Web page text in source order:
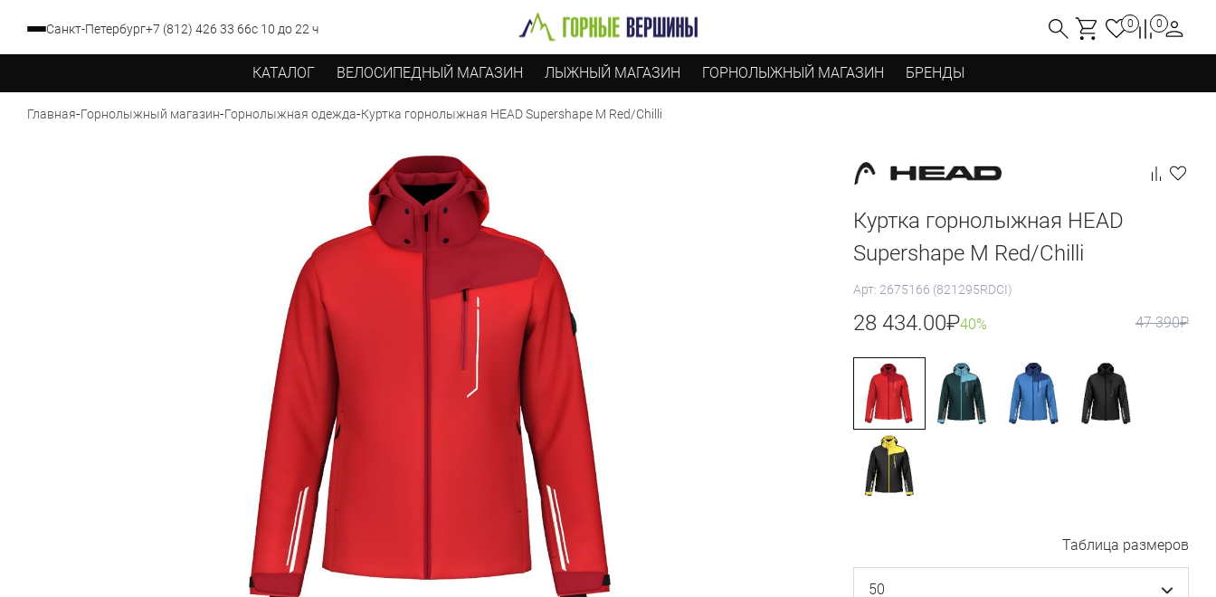
Санкт-Петербург+7 (812) 426 33 66с 10 до 22 ч 0 0
КАТАЛОГ ВЕЛОСИПЕДНЫЙ МАГАЗИН ЛЫЖНЫЙ МАГАЗИН ГОРНОЛЫЖНЫЙ МАГАЗИН БРЕНДЫ
Главная-Горнолыжный магазин-Горнолыжная одежда-Куртка горнолыжная HEAD Supershape M Red/Chilli
Куртка горнолыжная HEAD
Supershape M Red/Chilli
Арт: 2675166 (821295RDCI)
28 434.00₽40% 47 390₽
Таблица размеров
50